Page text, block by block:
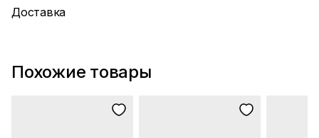
Доставка
Похожие товары